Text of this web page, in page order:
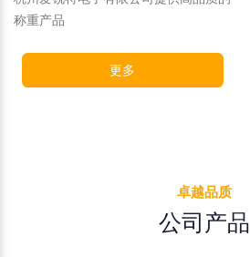
称重产品
更多
卓越品质
公司产品